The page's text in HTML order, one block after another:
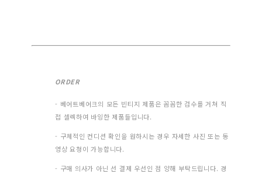
ORDER
- 베어트베어크의 모든 빈티지 제품은 꼼꼼한 검수를 거쳐 직
접 셀렉하여 바잉한 제품들입니다.
- 구체적인 컨디션 확인을 원하시는 경우 자세한 사진 또는 동
영상 요청이 가능합니다.
- 구매 의사가 아닌 선 결제 우선인 점 양해 부탁드립니다. 경